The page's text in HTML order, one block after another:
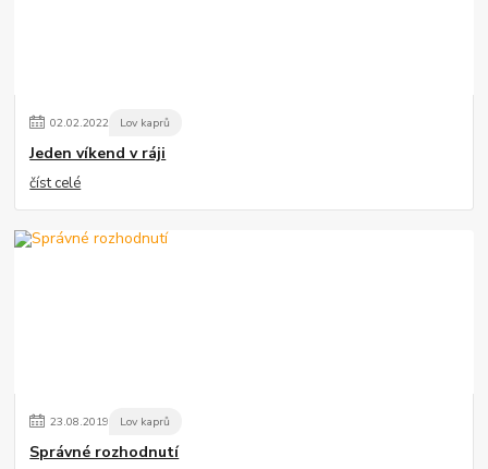
02.02.2022 Lov kaprů
Jeden víkend v ráji
číst celé
23.08.2019 Lov kaprů
Správné rozhodnutí